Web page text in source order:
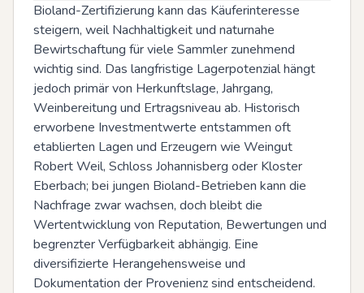
Bioland-Zertifizierung kann das Käuferinteresse
steigern, weil Nachhaltigkeit und naturnahe
Bewirtschaftung für viele Sammler zunehmend
wichtig sind. Das langfristige Lagerpotenzial hängt
jedoch primär von Herkunftslage, Jahrgang,
Weinbereitung und Ertragsniveau ab. Historisch
erworbene Investmentwerte entstammen oft
etablierten Lagen und Erzeugern wie Weingut
Robert Weil, Schloss Johannisberg oder Kloster
Eberbach; bei jungen Bioland-Betrieben kann die
Nachfrage zwar wachsen, doch bleibt die
Wertentwicklung von Reputation, Bewertungen und
begrenzter Verfügbarkeit abhängig. Eine
diversifizierte Herangehensweise und
Dokumentation der Provenienz sind entscheidend.